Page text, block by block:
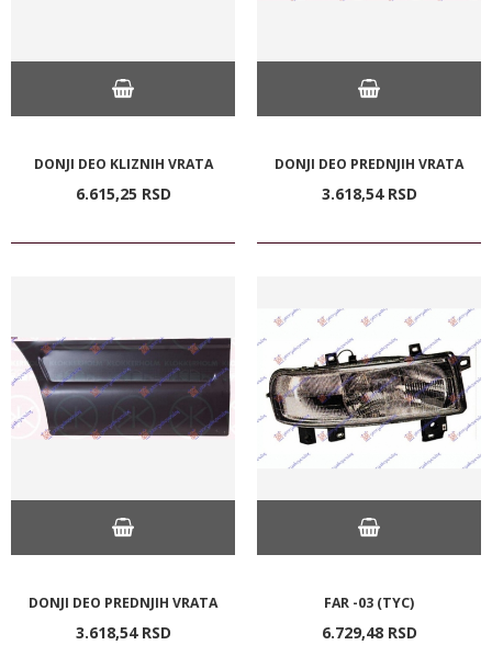
DONJI DEO KLIZNIH VRATA
6.615,25 RSD
DONJI DEO PREDNJIH VRATA
3.618,54 RSD
DONJI DEO PREDNJIH VRATA
3.618,54 RSD
FAR -03 (TYC)
6.729,48 RSD